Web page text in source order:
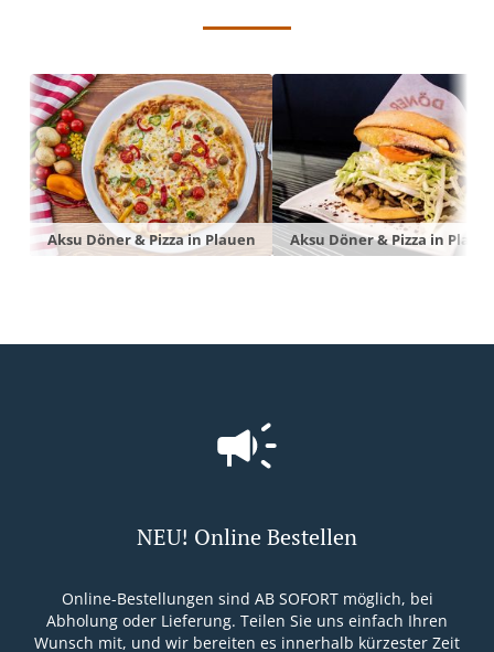
Aksu Döner & Pizza in Plauen Aksu Döner & Pizza in
NEU! Online Bestellen
Online-Bestellungen sind AB SOFORT möglich, bei
Abholung oder Lieferung. Teilen Sie uns einfach Ihren
Wunsch mit, und wir bereiten es innerhalb kürzester Zeit